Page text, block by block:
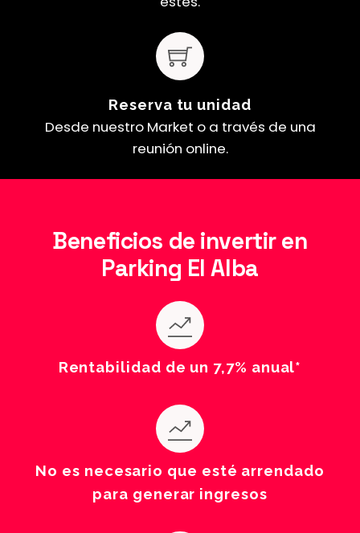
Reserva tu unidad
Desde nuestro Market o a través de una
reunión online.
Beneficios de invertir en
Parking El Alba
Rentabilidad de un 7,7% anual*
No es necesario que esté arrendado
para generar ingresos